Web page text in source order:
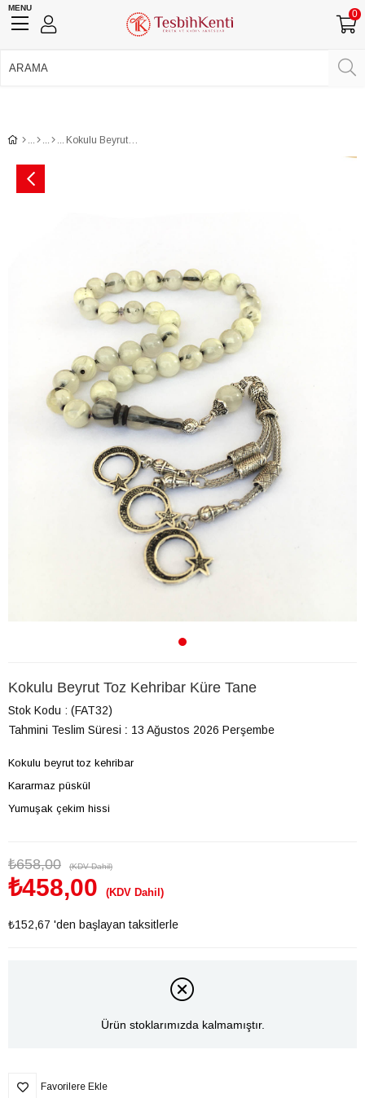
MENU
0
Kokulu Beyrut Toz Kehribar Küre Tane
Kokulu Beyrut Toz Kehribar Küre Tane
Stok Kodu
(FAT32)
Tahmini Teslim Süresi : 13 Ağustos 2026 Perşembe
Kokulu beyrut toz kehribar
Kararmaz püskül
Yumuşak çekim hissi
₺658,00 (KDV Dahil)
₺458,00 (KDV Dahil)
₺152,67 'den başlayan taksitlerle
Ürün stoklarımızda kalmamıştır.
Favorilere Ekle